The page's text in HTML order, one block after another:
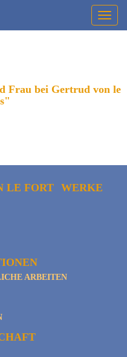
Frau bei Gertrud von le
LE FORT WERKE
ARBEITEN